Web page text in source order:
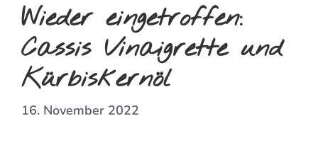
Wieder eingetroffen:
Cassis Vinaigrette und
Kürbiskernöl
16. November 2022